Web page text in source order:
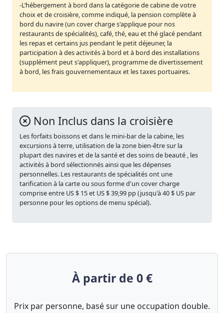
-L’hébergement à bord dans la catégorie de cabine de votre
choix et de croisière, comme indiqué, la pension complète à
bord du navire (un cover charge s'applique pour nos
restaurants de spécialités), café, thé, eau et thé glacé pendant
les repas et certains jus pendant le petit déjeuner, la
participation à des activités à bord et à bord des installations
(supplément peut s'appliquer), programme de divertissement
à bord, les frais gouvernementaux et les taxes portuaires.
Non Inclus dans la croisière
Les forfaits boissons et dans le mini-bar de la cabine, les
excursions à terre, utilisation de la zone bien-être sur la
plupart des navires et de la santé et des soins de beauté , les
activités à bord sélectionnés ainsi que les dépenses
personnelles. Les restaurants de spécialités ont une
tarification à la carte ou sous forme d'un cover charge
comprise entre US $ 15 et US $ 39,99 pp (jusqu'à 40 $ US par
personne pour les options de menu spécial).
À partir de 0 €
Prix par personne, basé sur une occupation double.